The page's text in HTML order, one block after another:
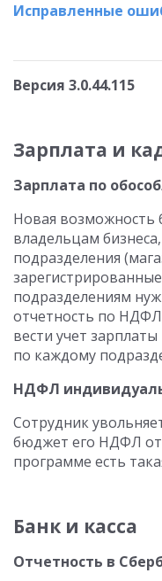
Исправленные
Версия 3.0.44.115
Зарплата и
Зарплата по
Новая возможность
владельцам
подразделения
подразделениям
отчетность по
вести учет
по каждому
НДФЛ
Сотрудник
бюджет его НДФЛ
программе есть
Банк и касса
Отчетность в